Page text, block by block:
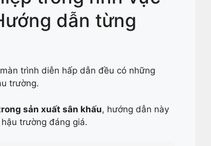
dẫn từng
trình diễn hấp dẫn đều có những
trường.
sản xuất sân khấu, hướng dẫn này
trường đáng giá.